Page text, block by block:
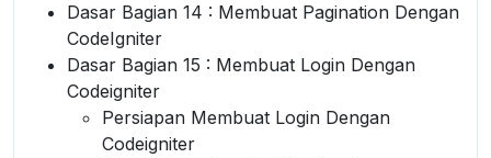
Dasar Bagian 14 : Membuat Pagination Dengan
CodeIgniter
Dasar Bagian 15 : Membuat Login Dengan
Codeigniter
Persiapan Membuat Login Dengan
Codeigniter